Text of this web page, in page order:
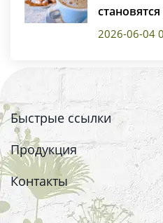
2026-06-04
Быстрые ссылки
Продукция
Контакты